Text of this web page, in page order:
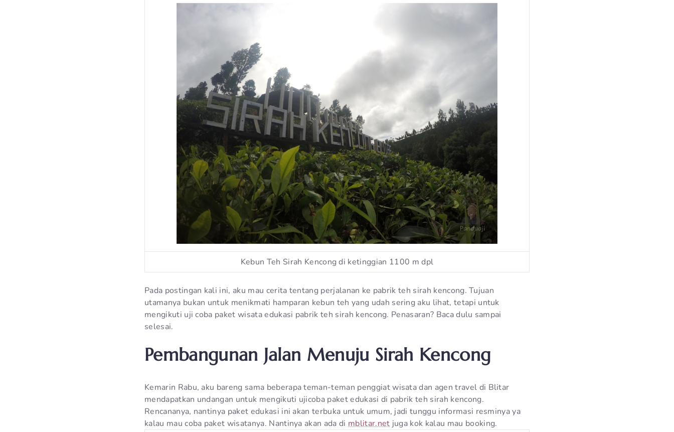
Kebun Teh Sirah Kencong di ketinggian 1100 m dpl
Pada postingan kali ini, aku mau cerita tentang perjalanan ke pabrik teh sirah kencong. Tujuan
utamanya bukan untuk menikmati hamparan kebun teh yang udah sering aku lihat, tetapi untuk
mengikuti uji coba paket wisata edukasi pabrik teh sirah kencong. Penasaran? Baca dulu sampai
selesai.
Pembangunan Jalan Menuju Sirah Kencong
Kemarin Rabu, aku bareng sama beberapa teman-teman penggiat wisata dan agen travel di Blitar
mendapatkan undangan untuk mengikuti ujicoba paket edukasi di pabrik teh sirah kencong.
Rencananya, nantinya paket edukasi ini akan terbuka untuk umum, jadi tunggu informasi resminya ya
kalau mau coba paket wisatanya. Nantinya akan ada di mblitar.net juga kok kalau mau booking.